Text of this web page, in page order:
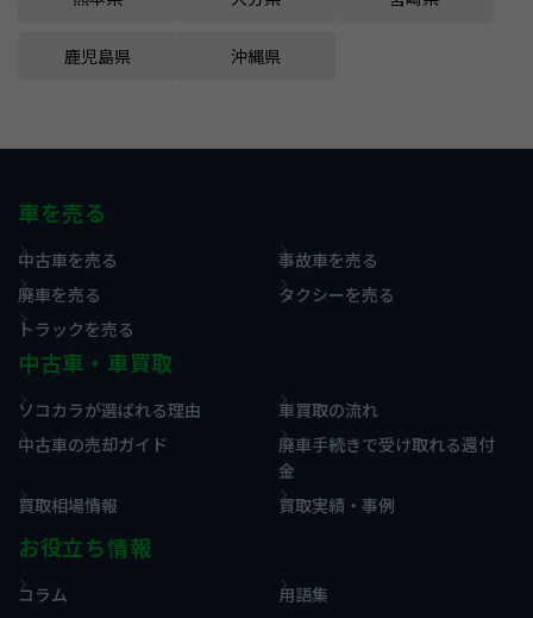
鹿児島県 沖縄県
車を売る
中古車を売る
事故車を売る
廃車を売る
タクシーを売る
トラックを売る
中古車・車買取
ソコカラが選ばれる理由
車買取の流れ
中古車の売却ガイド
廃車手続きで受け取れる還付
金
買取相場情報
買取実績・事例
お役立ち情報
コラム 用語集